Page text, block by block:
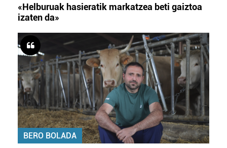
«Helburuak hasieratik markatzea beti gaiztoa
izaten da»
BERO BOLADA